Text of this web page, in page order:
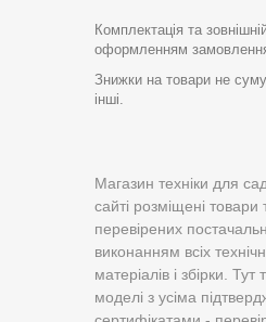
Комплектація та
оформленням замовлення
Знижки на товари не
інші.
Магазин техніки для
сайті розміщені товари
перевірених
виконанням всіх
матеріалів і збірки. Тут
моделі з усіма